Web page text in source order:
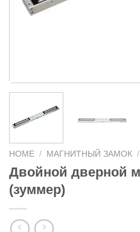
HOME / МАГНИТНЫЙ ЗАМОК /
Двойной дверной
(зуммер)